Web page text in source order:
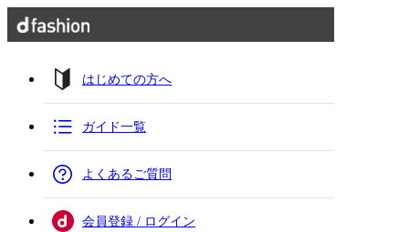
はじめての方へ
ガイド一覧
よくあるご質問
会員登録 / ログイン